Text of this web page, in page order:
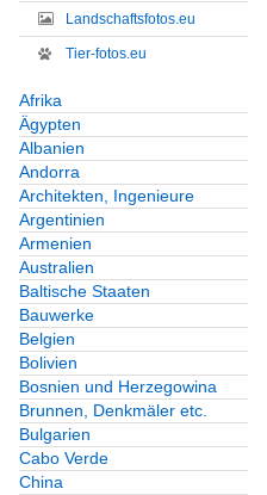
Landschaftsfotos.eu
Tier-fotos.eu
Afrika
Ägypten
Albanien
Andorra
Architekten, Ingenieure
Argentinien
Armenien
Australien
Baltische Staaten
Bauwerke
Belgien
Bolivien
Bosnien und Herzegowina
Brunnen, Denkmäler etc.
Bulgarien
Cabo Verde
China